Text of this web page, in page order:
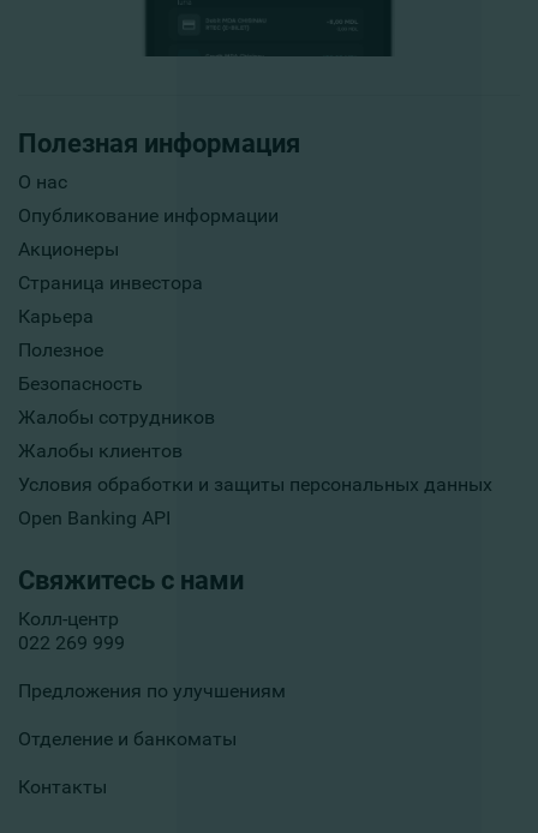
Полезная информация
О нас
Опубликование информации
Акционеры
Страница инвестора
Карьера
Полезное
Безопасность
Жалобы сотрудников
Жалобы клиентов
Условия обработки и защиты персональных данных
Open Banking API
Свяжитесь с нами
Колл-центр
022 269 999
Предложения по улучшениям
Отделение и банкоматы
Контакты